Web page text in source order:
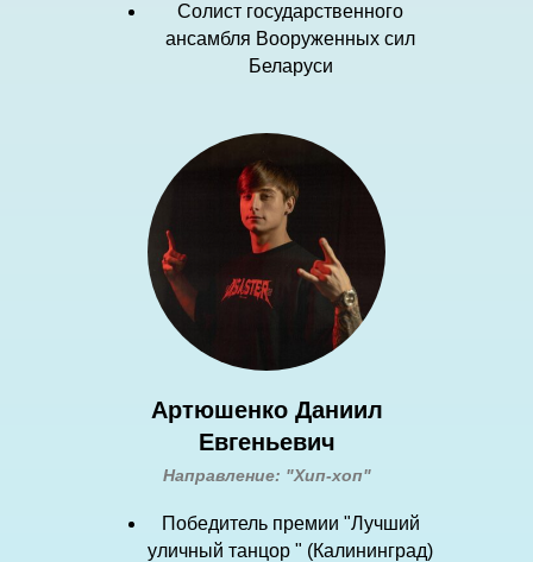
Солист государственного
ансамбля Вооруженных сил
Беларуси
Артюшенко Даниил
Евгеньевич
Направление: "Хип-хоп"
Победитель премии "Лучший
уличный танцор " (Калининград)